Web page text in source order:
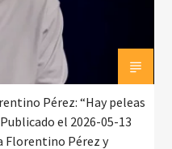
Pérez: “Hay peleas
el 2026-05-13
Florentino Pérez y